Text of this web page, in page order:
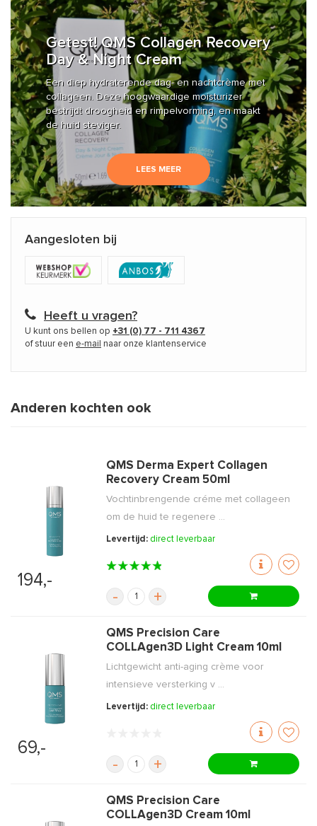
Getest! QMS Collagen Recovery
Day & Night Cream
Een diep hydraterende dag- en nachtcrème met
collageen. Deze hoogwaardige moisturizer
bestrijdt droogheid en rimpelvorming, en maakt
de huid steviger.
LEES MEER
Aangesloten bij
Heeft u vragen?
U kunt ons bellen op +31 (0) 77 - 711 4367
of stuur een e-mail naar onze klantenservice
Anderen kochten ook
194,-
QMS Derma Expert Collagen
Recovery Cream 50ml
Vochtinbrengende créme met collageen
om de huid te regenere ...
Levertijd: direct leverbaar
- +
69,-
QMS Precision Care
COLLAgen3D Light Cream 10ml
Lichtgewicht anti-aging crème voor
intensieve versterking v ...
Levertijd: direct leverbaar
- +
QMS Precision Care
COLLAgen3D Cream 10ml